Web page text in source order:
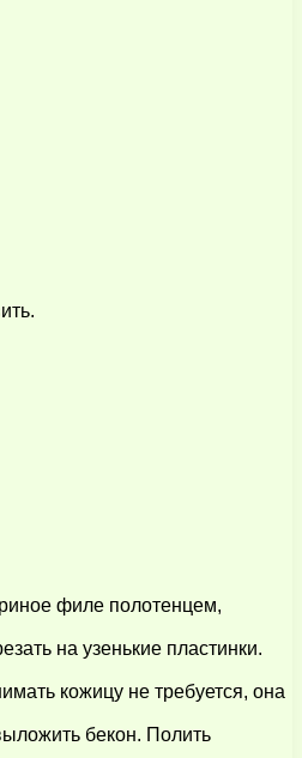
филе полотенцем,
на узенькие пластинки.
кожицу не требуется, она
бекон. Полить